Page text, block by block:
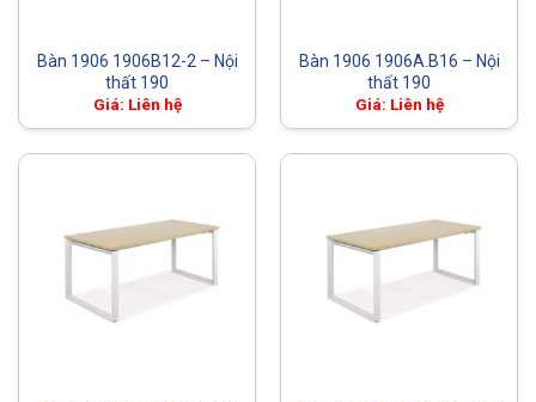
Bàn 1906 1906B12-2 – Nội
thất 190
Giá: Liên hệ
Bàn 1906 1906A.B16 – Nội
thất 190
Giá: Liên hệ